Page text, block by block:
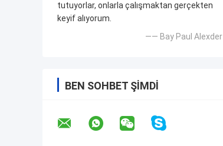
tutuyorlar, onlarla çalışmaktan gerçekten
keyif alıyorum.
—— Bay Paul Alexder
BEN SOHBET ŞIMDI